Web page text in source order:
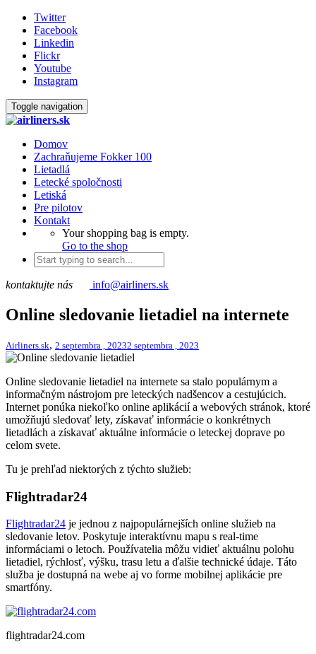
Twitter
Facebook
Linkedin
Flickr
Youtube
Instagram
Toggle navigation
Domov
Zachraňujeme Fokker 100
Lietadlá
Letecké spoločnosti
Letiská
Pre pilotov
Kontakt
Your shopping bag is empty.
Go to the shop
kontaktujte nás info@airliners.sk
Online sledovanie lietadiel na internete
Airliners.sk, 2 septembra , 20232 septembra , 2023
Online sledovanie lietadiel na internete sa stalo populárnym a
informačným nástrojom pre leteckých nadšencov a cestujúcich.
Internet ponúka niekoľko online aplikácií a webových stránok, ktoré
umožňujú sledovať lety, získavať informácie o konkrétnych
lietadlách a získavať aktuálne informácie o leteckej doprave po
celom svete.
Tu je prehľad niektorých z týchto služieb:
Flightradar24
Flightradar24 je jednou z najpopulárnejších online služieb na
sledovanie letov. Poskytuje interaktívnu mapu s real-time
informáciami o letoch. Používatelia môžu vidieť aktuálnu polohu
lietadiel, rýchlosť, výšku, trasu letu a ďalšie technické údaje. Táto
služba je dostupná na webe aj vo forme mobilnej aplikácie pre
smartfóny.
flightradar24.com